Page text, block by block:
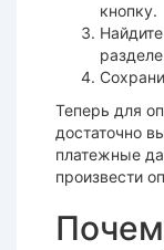
кнопку.
Теперь для
достаточно
платежные
произвести